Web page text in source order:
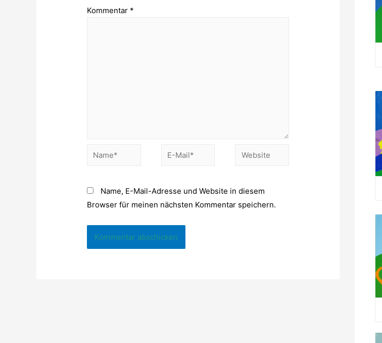
Kommentar *
Name*
E-
Website
Name, E-Mail-Adresse und Website in diesem
Browser für meinen nächsten Kommentar speichern.